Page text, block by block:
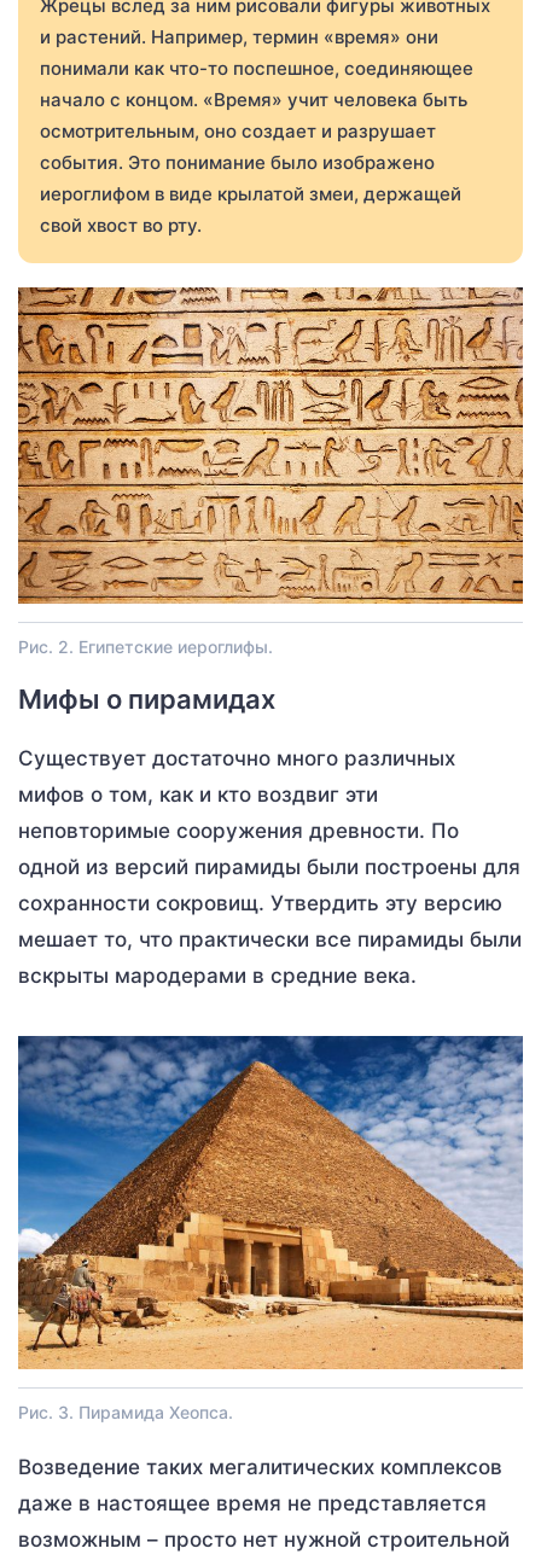
Жрецы вслед за ним рисовали фигуры животных
и растений. Например, термин «время» они
понимали как что-то поспешное, соединяющее
начало с концом. «Время» учит человека быть
осмотрительным, оно создает и разрушает
события. Это понимание было изображено
иероглифом в виде крылатой змеи, держащей
свой хвост во рту.
Рис. 2. Египетские иероглифы.
Мифы о пирамидах
Существует достаточно много различных
мифов о том, как и кто воздвиг эти
неповторимые сооружения древности. По
одной из версий пирамиды были построены для
сохранности сокровищ. Утвердить эту версию
мешает то, что практически все пирамиды были
вскрыты мародерами в средние века.
Рис. 3. Пирамида Хеопса.
Возведение таких мегалитических комплексов
даже в настоящее время не представляется
возможным – просто нет нужной строительной